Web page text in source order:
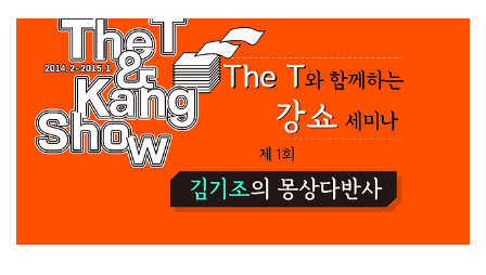
그래픽 디자이너 김기조 편에 이어 두 번째로 열리는 이번
세미나의 주인공은 그래픽 디자이너이자 디자인 교육자로
활동하고 있는 이지원, 윤여경 두 명이랍니다. 좌로부터 진행자
강구룡, 초대 작가 이지원, 윤여경 초대 작가들 소개를 해
드릴게요. 이지원은 그래픽 디자이너이자 글꼴 디자이너,
저술가, 교육자입니다. 대표적인 글꼴 디자인으로 ‘바른지원체
본문용’이 있지요. 저서로는 이 있으며, 번역서로는 , 등이
있습니다. 또한, 〈Eye〉, 〈Design Observ..